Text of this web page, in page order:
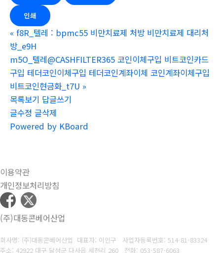
인쇄
« f8R_텔레 : bpmc55 비만치료제 처방 비만치료제 대리처
방_e9H
m5O_텔레@CASHFILTER365 코인이체구입 비트코인카드
구입 테더코인이체구입 테더코인계좌이체 코인계좌이체구입
비트코인현금화_t7U »
목록보기 답글쓰기
글수정 글삭제
Powered by KBoard
이용약관
개인정보처리방침
(주)대동콘베어산업
회사명: (주)대동콘베어산업 대표자: 이인구 사업자등록번호: 514-81-83324
주소: 42922 대구 달성군 다사읍 세천리 260 전화: 053-587-6063